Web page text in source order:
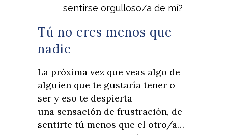
sentirse orgulloso/a de mí?
Tú no eres menos que
nadie
La próxima vez que veas algo de
alguien que te gustaría tener o
ser y eso te despierta
una sensación de frustración, de
sentirte tú menos que el otro/a…